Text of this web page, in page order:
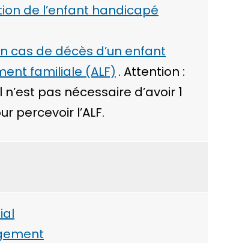
de l’enfant handicapé
cas de décès d’un enfant
familiale (ALF) . Attention :
pas nécessaire d’avoir 1
percevoir l’ALF.